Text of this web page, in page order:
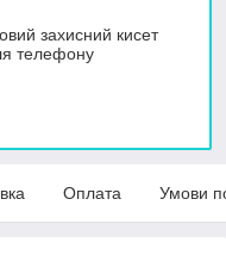
захисний кисет
телефону
Оплата Умови